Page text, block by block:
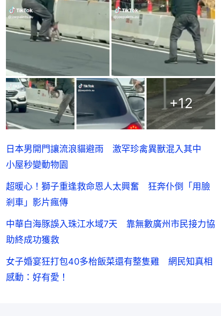
+12
日本男開門讓流浪貓避雨 激罕珍禽異獸混入其中
小屋秒變動物園
超暖心！獅子重逢救命恩人太興奮 狂奔仆倒「用臉
剎車」影片瘋傳
中華白海豚誤入珠江水域7天 靠無數廣州市民接力協
助終成功獲救
女子婚宴狂打包40多枱飯菜還有整隻雞 網民知真相
感動：好有愛！